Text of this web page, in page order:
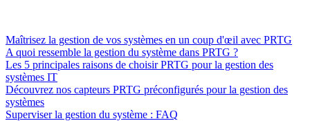
Maîtrisez la gestion de vos systèmes en un coup d'œil avec PRTG
A quoi ressemble la gestion du système dans PRTG ?
Les 5 principales raisons de choisir PRTG pour la gestion des
systèmes IT
Découvrez nos capteurs PRTG préconfigurés pour la gestion des
systèmes
Superviser la gestion du système : FAQ